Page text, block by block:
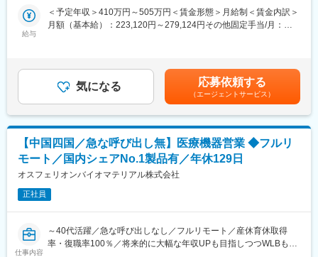
変更の範囲：会社の定める業務
ことで、薬剤師の業務効率化・医療ミス防止・患者様の待ち時間
短縮に役立つ製品です。
また、販売代理店との情報交換や、薬局新規オープン時の店舗レ
イアウト提案など、お客様の事業運営をサポートする役割も担い
入社後は先輩社員との同行営業からスタートします。
製品知識や業界知識、お客様対応の流れを学びながら徐々に担当
顧客を引き継いでいきます。
独り立ち前には製品説明のロールプレイングなども実施してお
り、最長半年程度かけて育成を行うため、医療業界未経験の方で
も安心してチャレンジいただけます。
実際に食品業界や人材業界など、異業界出身者も多数活躍してい
ます。
■担当製品：
給与
＜予定年収＞410万円～505万円＜賃金形態＞月給制＜賃金内訳＞
月額（基本給）：223,120円～279,124円その他固定手当/月：
業手当＞有＜給与補足＞※上記年収は平均賞与を含む金額です。給
与詳細は面接にて応相談。■昇給：年1回（4月）■賞与：年2回（6
月・12月）※3～4ヶ月分（過去実績3.6ヶ月分）■年収例：・410万
円（23歳／入社1年目）・450万円（30歳／入社8年目）賃金はあ
くまでも目安の金額であり、選考を通じて上下する可能性があり
ます。月給(月額)は固定手当を含めた表記です。
気になる 応募依頼する
（エージェントサービス）
【中国四国／急な呼び出し無】医療機器営業 ◆フルリ
モート／国内シェアNo.1製品有／年休129日
オスフェリオンバイオマテリアル株式会社
正社員
仕事内容
～40代活躍／急な呼び出しなし／フルリモート／産休育休取得
率・復職率100％／将来的に大幅な年収UPも目指しつつWLBも担